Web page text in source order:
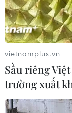
vietnamplus.vn
Sầu riêng
trường xuất